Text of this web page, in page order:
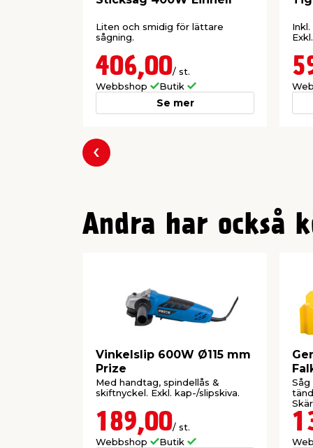
Liten och smidig för lättare
sågning.
406,00/ st.
Webbshop
Butik
Se mer
Föregående
Andra har också
Vinkelslip 600W Ø115 mm
Prize
Med handtag, spindellås &
skiftnyckel. Exkl. kap-/slipskiva.
189,00/ st.
Webbshop
Butik
Såg